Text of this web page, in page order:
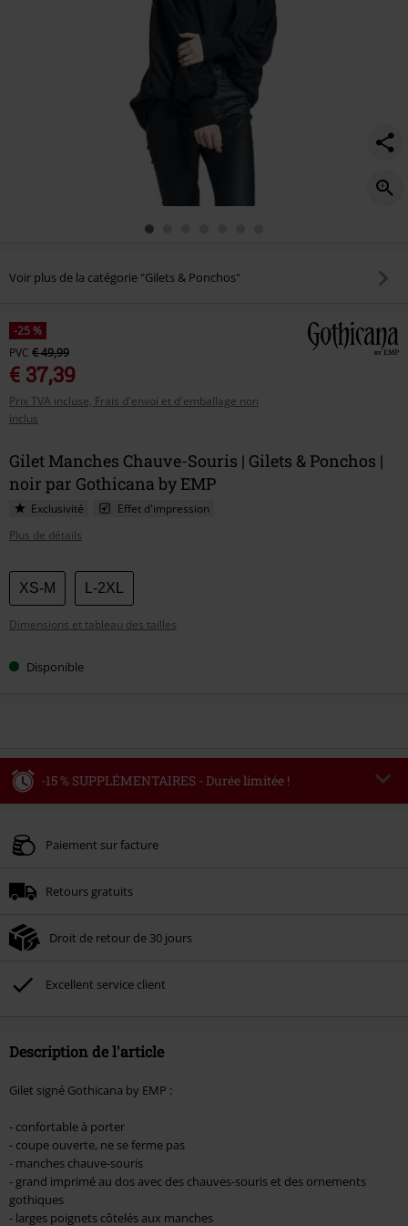
Voir plus de la catégorie "Gilets & Ponchos"
-25 %
PVC € 49,99
€ 37,39
Prix TVA incluse, Frais d'envoi et d'emballage non
inclus
Gilet Manches Chauve-Souris | Gilets & Ponchos |
noir par Gothicana by EMP
Exclusivité
Effet d'impression
Plus de détails
Choisissez
votre
taille
XS-M L-2XL
Dimensions et tableau des tailles
Disponible
-15 % SUPPLÉMENTAIRES - Durée limitée !
Valable jusqu'au 09/08/2026
Une fois le code saisi, la réduction sera automatiquement déduite à la fin de
Non cumulable avec dautres promotions. Non valable sur : les livres, les
Broilers, Die Ärzte, Die Toten Hosen, Metality, les bons d'achat et les articles
incluant un don.
Paiement sur facture
Retours gratuits
Droit de retour de 30 jours
Excellent service client
Description de l'article
Gilet signé Gothicana by EMP :
- confortable à porter
- coupe ouverte, ne se ferme pas
- manches chauve-souris
- grand imprimé au dos avec des chauves-souris et des ornements
gothiques
- larges poignets côtelés aux manches